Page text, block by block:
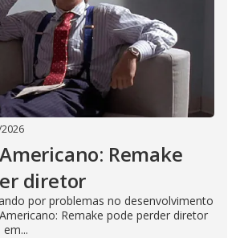
Remake
diretor
por problemas no desenvolvimento
Remake pode perder diretor